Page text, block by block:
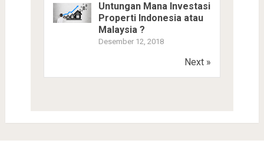
Untungan Mana Investasi
Properti Indonesia atau
Malaysia ?
Desember 12, 2018
Next »